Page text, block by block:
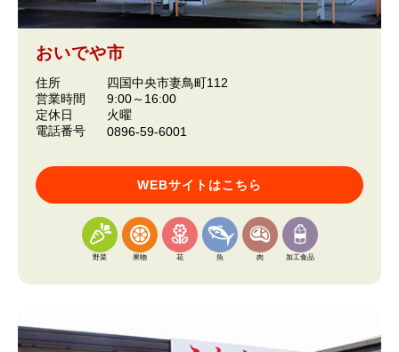
おいでや市
住所
四国中央市妻鳥町112
営業時間
9:00～16:00
定休日
火曜
電話番号
0896-59-6001
WEBサイトはこちら
野菜 果物 花 魚 肉 加工食品